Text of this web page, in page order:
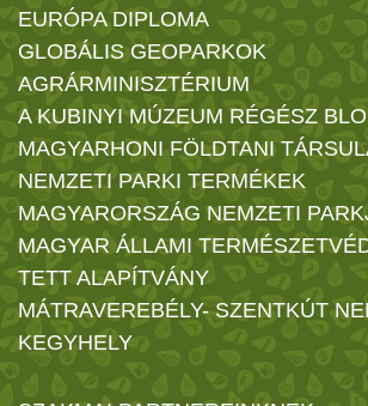
EURÓPA DIPLOMA
GLOBÁLIS GEOPARKOK
AGRÁRMINISZTÉRIUM
A KUBINYI MÚZEUM RÉGÉSZ
MAGYARHONI FÖLDTANI
NEMZETI PARKI TERMÉKEK
MAGYARORSZÁG NEMZETI
MAGYAR ÁLLAMI
TETT ALAPÍTVÁNY
MÁTRAVEREBÉLY- SZENTKÚT
KEGYHELY